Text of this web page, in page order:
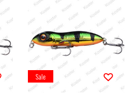
Sale